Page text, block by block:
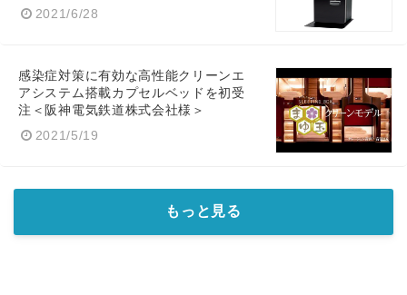
2021/6/28
感染症対策に有効な高性能クリーンエ
アシステム搭載カプセルベッドを初受
注＜阪神電気鉄道株式会社様＞
2021/5/19
もっと見る